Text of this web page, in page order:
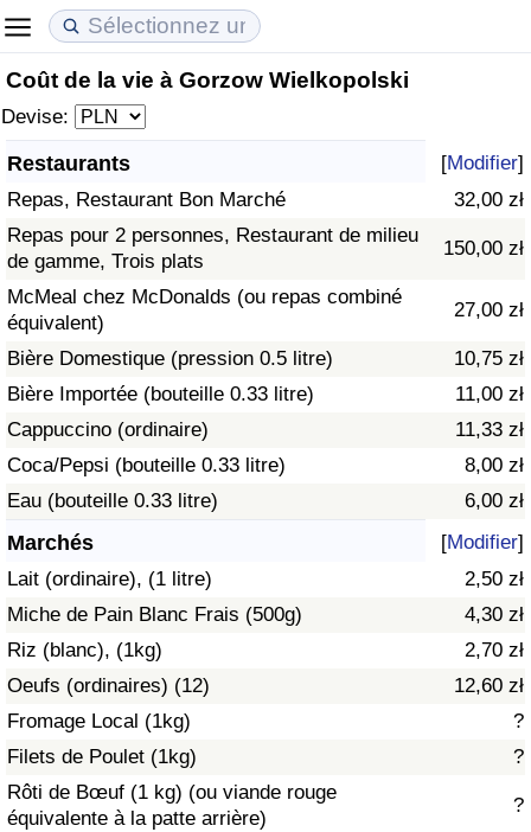
Coût de la vie à Gorzow Wielkopolski
Devise:
Restaurants [Modifier]
Repas, Restaurant Bon Marché
32,00 zł
Repas pour 2 personnes, Restaurant de milieu
de gamme, Trois plats
150,00 zł
McMeal chez McDonalds (ou repas combiné
équivalent)
27,00 zł
Bière Domestique (pression 0.5 litre)
10,75 zł
Bière Importée (bouteille 0.33 litre)
11,00 zł
Cappuccino (ordinaire)
11,33 zł
Coca/Pepsi (bouteille 0.33 litre)
8,00 zł
Eau (bouteille 0.33 litre)
6,00 zł
Marchés [Modifier]
Lait (ordinaire), (1 litre)
2,50 zł
Miche de Pain Blanc Frais (500g)
4,30 zł
Riz (blanc), (1kg)
2,70 zł
Oeufs (ordinaires) (12)
12,60 zł
Fromage Local (1kg)
?
Filets de Poulet (1kg)
?
Rôti de Bœuf (1 kg) (ou viande rouge
équivalente à la patte arrière)
?
Coût de la vie
Indice du Coût de la Vie
Indice du coût de la vie par pays
à Akaba
Prix de l'immobilier
Indice des Prix de l'immobilier
Indice des Prix de l'immobilier par Pays
Qualité de Vie
Indice de Qualité de Vie (Actuel)
Indice de qualité de vie par pays
Criminalité
Indice de Criminalité (Actuel)
Indice de Criminalité
Indice de criminalité par pays
Soins de santé
Indice des soins de santé (Actuel)
Indice des soins de santé
Indice des soins de santé par Pays
Pollution